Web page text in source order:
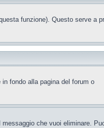
funzione). Questo serve a
fondo alla pagina del forum o
che vuoi eliminare.